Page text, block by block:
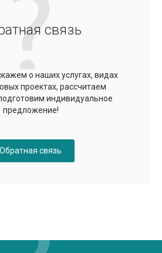
связь
о наших услугах, видах
проектах, рассчитаем
индивидуальное
предложение!
Обратная связь